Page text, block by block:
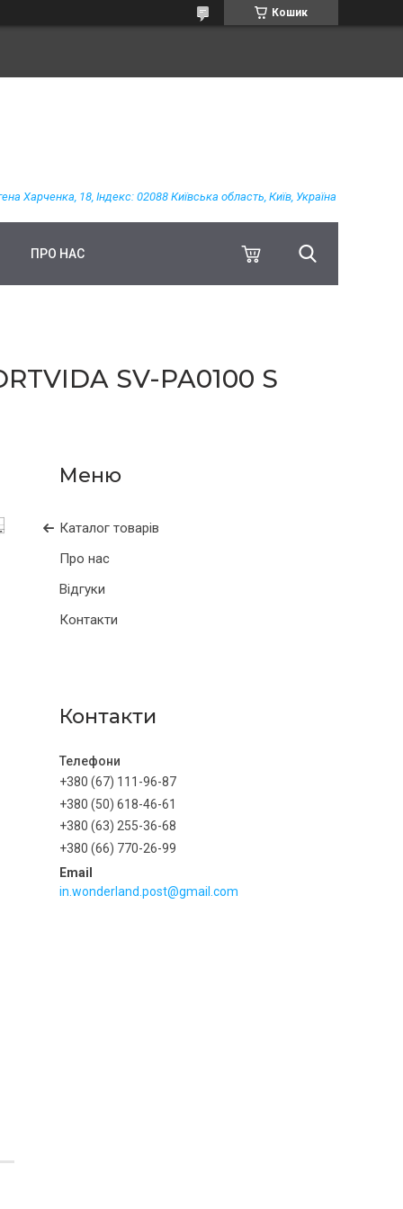
Кошик
Харченка, 18, Індекс: 02088 Київська область, Київ, Україна
ПРО НАС
SV-PA0100 S
Каталог товарів
Про нас
Відгуки
Контакти
Контакти
+380 (67) 111-96-87
+380 (50) 618-46-61
+380 (63) 255-36-68
+380 (66) 770-26-99
in.wonderland.post@gmail.com